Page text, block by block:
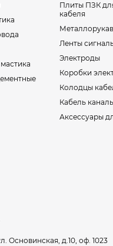
Плиты ПЗК
кабеля
Ленты
Электроды
Коробки
Колодцы
Кабель
Аксессуары
Основинская, д.10, оф. 1023